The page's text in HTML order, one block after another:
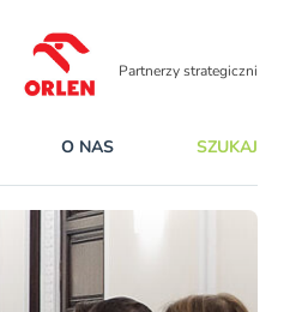
Partnerzy strategiczni
O NAS SZUKAJ